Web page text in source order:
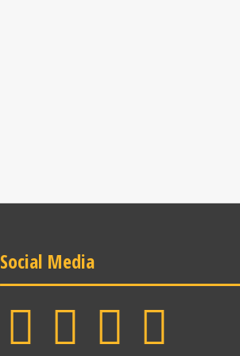
Social Media
Facebook LinkedIn Instagram